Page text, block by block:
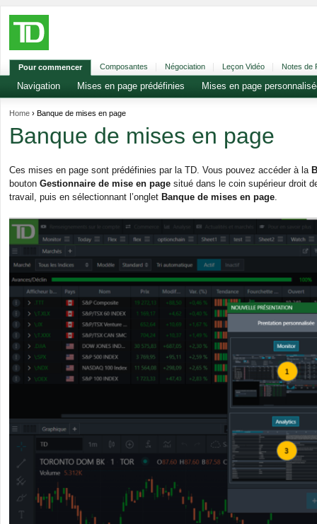
Pour commencer Composantes Négociation Leçon Vidéo Notes de
Navigation Mises en page prédéfinies Mises en page
Home › Banque de mises en page
Banque de mises en page
Ces mises en page sont prédéfinies par la TD. Vous pouvez accéder à la
bouton Gestionnaire de mise en page situé dans le coin supérieur droit
travail, puis en sélectionnant l’onglet Banque de mises en page